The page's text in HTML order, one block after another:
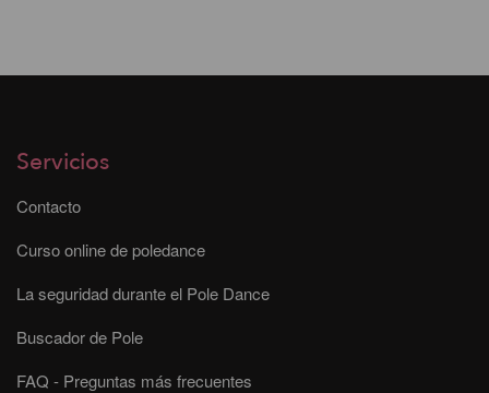
Servicios
Contacto
Curso online de poledance
La seguridad durante el Pole Dance
Buscador de Pole
FAQ - Preguntas más frecuentes